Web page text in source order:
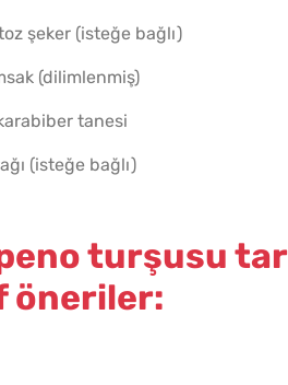
toz şeker (isteğe bağlı)
(dilimlenmiş)
tanesi
(isteğe bağlı)
turşusu
öneriler: